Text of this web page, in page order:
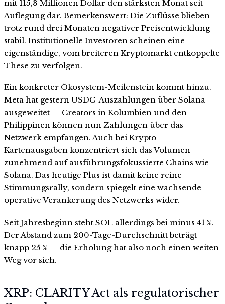
mit 115,3 Millionen Dollar den stärksten Monat seit
Auflegung dar. Bemerkenswert: Die Zuflüsse blieben
trotz rund drei Monaten negativer Preisentwicklung
stabil. Institutionelle Investoren scheinen eine
eigenständige, vom breiteren Kryptomarkt entkoppelte
These zu verfolgen.
Ein konkreter Ökosystem-Meilenstein kommt hinzu.
Meta hat gestern USDC-Auszahlungen über Solana
ausgeweitet — Creators in Kolumbien und den
Philippinen können nun Zahlungen über das
Netzwerk empfangen. Auch bei Krypto-
Kartenausgaben konzentriert sich das Volumen
zunehmend auf ausführungsfokussierte Chains wie
Solana. Das heutige Plus ist damit keine reine
Stimmungsrally, sondern spiegelt eine wachsende
operative Verankerung des Netzwerks wider.
Seit Jahresbeginn steht SOL allerdings bei minus 41 %.
Der Abstand zum 200-Tage-Durchschnitt beträgt
knapp 25 % — die Erholung hat also noch einen weiten
Weg vor sich.
XRP: CLARITY Act als regulatorischer